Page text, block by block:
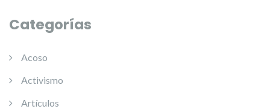
Categorías
Acoso
Activismo
Artículos